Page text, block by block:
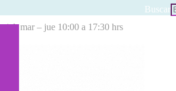
mar – jue 10:00 a 17:30 hrs
Buscar